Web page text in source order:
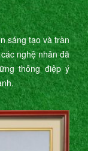
sáng tạo và tràn
nghệ nhân đã
thông điệp ý